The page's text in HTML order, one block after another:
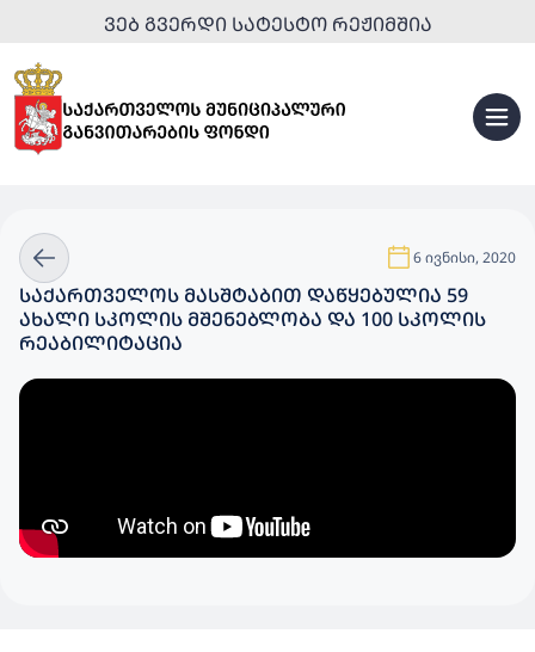
ᲕᲔᲑ ᲒᲕᲔᲠᲓᲘ ᲡᲐᲢᲔᲡᲢᲝ ᲠᲔᲟᲘᲛᲨᲘᲐ
6 ივნისი, 2020
ᲡᲐᲥᲐᲠᲗᲕᲔᲚᲝᲡ ᲛᲐᲡᲨᲢᲐᲑᲘᲗ ᲓᲐᲬᲧᲔᲑᲣᲚᲘᲐ 59
ᲐᲮᲐᲚᲘ ᲡᲙᲝᲚᲘᲡ ᲛᲨᲔᲜᲔᲑᲚᲝᲑᲐ ᲓᲐ 100 ᲡᲙᲝᲚᲘᲡ
ᲠᲔᲐᲑᲘᲚᲘᲢᲐᲪᲘᲐ